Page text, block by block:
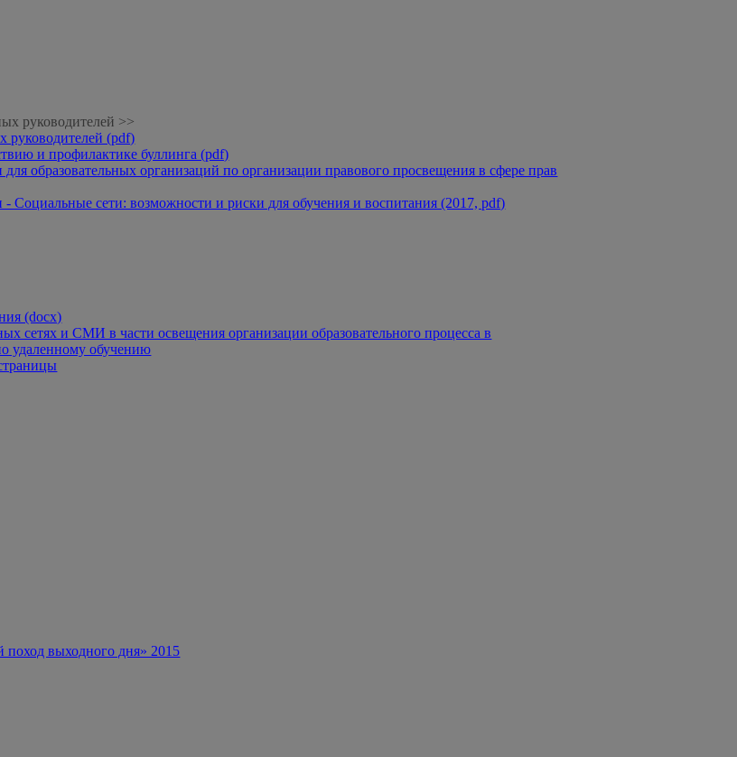
руководителей >>
руководителей (pdf)
и профилактике буллинга (pdf)
образовательных организаций по организации правового просвещения в сфере прав
Социальные сети: возможности и риски для обучения и воспитания (2017, pdf)
(docx)
сетях и СМИ в части освещения организации образовательного процесса в
удаленному обучению
выходного дня» 2015